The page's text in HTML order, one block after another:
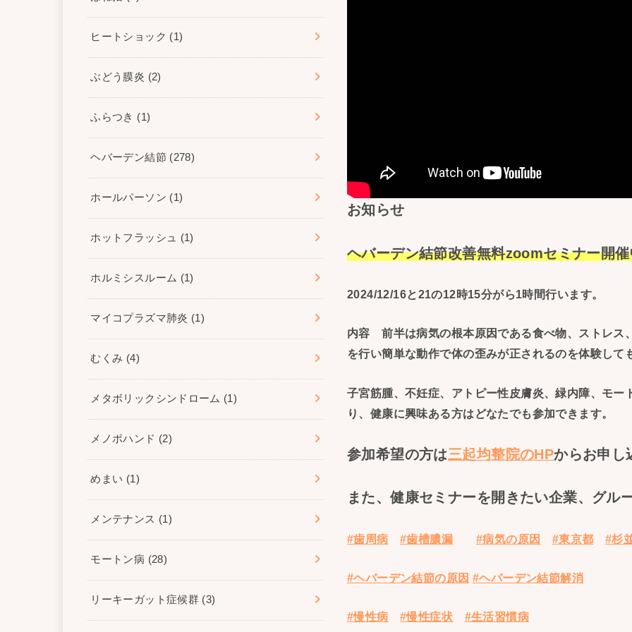
お知らせ
ヘバーデン結節改善無料zoomセミナー開
2024/12/16と21の12時15分がら1時間行います。
内容 前半は病気の根本原因である食べ物、ストレス
を行い簡単な動作で体の歪みが正されるのを体験して
子宮筋腫、不妊症、アトピー性皮膚炎、緑内障、モ
り、健康に興味ある方はどなたでも参加できます。
参加希望の方は三起均整院のHPからお申
また、健康セミナーを開きたい企業、グル
#歯周病 #歯槽膿漏 #病気の原因 #東京都 #杉
#ヘバーデン結節の原因 #ヘバーデン結節解消
#慢性病 #慢性症状 #生活習慣病
ヒートショック (1)
ぶどう膜炎 (2)
ふらつき (1)
ヘバーデン結節 (278)
ホールパーソン (1)
ホットフラッシュ (1)
ホルミシスルーム (1)
マイコプラズマ肺炎 (1)
むくみ (4)
メタボリックシンドローム (1)
メノポハンド (2)
めまい (1)
メンテナンス (1)
モートン病 (28)
リーキーガット症候群 (3)